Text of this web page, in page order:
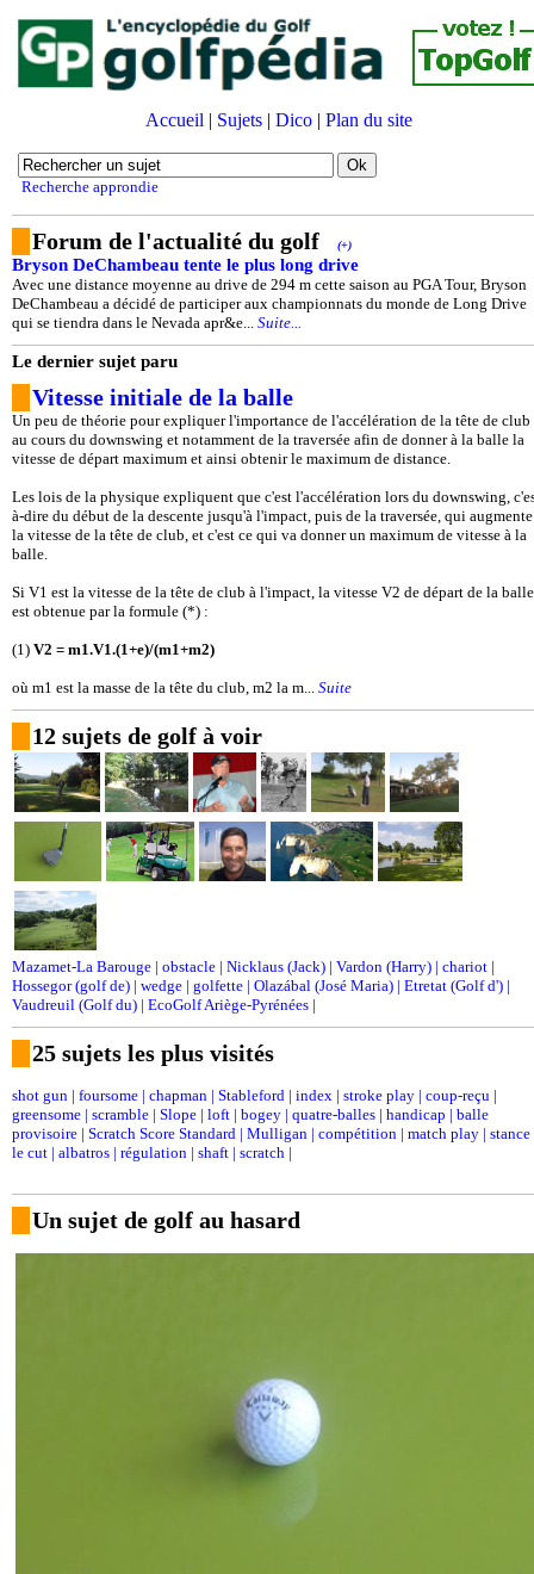
Accueil | Sujets | Dico | Plan du site
Recherche approndie
Forum de l'actualité du golf (+)
Bryson DeChambeau tente le plus long drive
Avec une distance moyenne au drive de 294 m cette saison au PGA Tour, Bryson
DeChambeau a décidé de participer aux championnats du monde de Long Drive
qui se tiendra dans le Nevada apr&e... Suite...
Le dernier sujet paru
Vitesse initiale de la balle
Un peu de théorie pour expliquer l'importance de l'accélération de la tête de club
au cours du downswing et notamment de la traversée afin de donner à la balle la
vitesse de départ maximum et ainsi obtenir le maximum de distance.
Les lois de la physique expliquent que c'est l'accélération lors du downswing,
à-dire du début de la descente jusqu'à l'impact, puis de la traversée, qui augmente
la vitesse de la tête de club, et c'est ce qui va donner un maximum de vitesse à la
balle.
Si V1 est la vitesse de la tête de club à l'impact, la vitesse V2 de départ de la balle
est obtenue par la formule (*) :
(1) V2 = m1.V1.(1+e)/(m1+m2)
où m1 est la masse de la tête du club, m2 la m... Suite
12 sujets de golf à voir
Mazamet-La Barouge | obstacle | Nicklaus (Jack) | Vardon (Harry) | chariot |
Hossegor (golf de) | wedge | golfette | Olazábal (José Maria) | Etretat (Golf d') |
Vaudreuil (Golf du) | EcoGolf Ariège-Pyrénées |
25 sujets les plus visités
shot gun | foursome | chapman | Stableford | index | stroke play | coup-reçu |
greensome | scramble | Slope | loft | bogey | quatre-balles | handicap | balle
provisoire | Scratch Score Standard | Mulligan | compétition | match play | stance
le cut | albatros | régulation | shaft | scratch |
Un sujet de golf au hasard